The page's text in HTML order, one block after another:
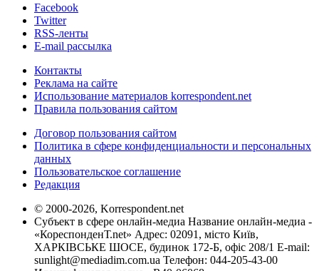
Facebook
Twitter
RSS-ленты
E-mail рассылка
Контакты
Реклама на сайте
Использование материалов korrespondent.net
Правила пользования сайтом
Договор пользования сайтом
Политика в сфере конфиденциальности и персональных
данных
Пользовательское соглашение
Редакция
© 2000-2026, Korrespondent.net
Субъект в сфере онлайн-медиа Название онлайн-медиа -
«КореспонденТ.net» Адрес: 02091, місто Київ,
ХАРКІВСЬКЕ ШОСЕ, будинок 172-Б, офіс 208/1 E-mail:
sunlight@mediadim.com.ua Телефон: 044-205-43-00